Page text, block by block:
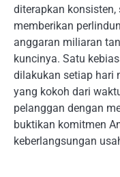
diterapkan konsisten,
memberikan
anggaran miliaran
kuncinya. Satu
dilakukan setiap hari
yang kokoh dari
pelanggan dengan
buktikan komitmen
keberlangsungan